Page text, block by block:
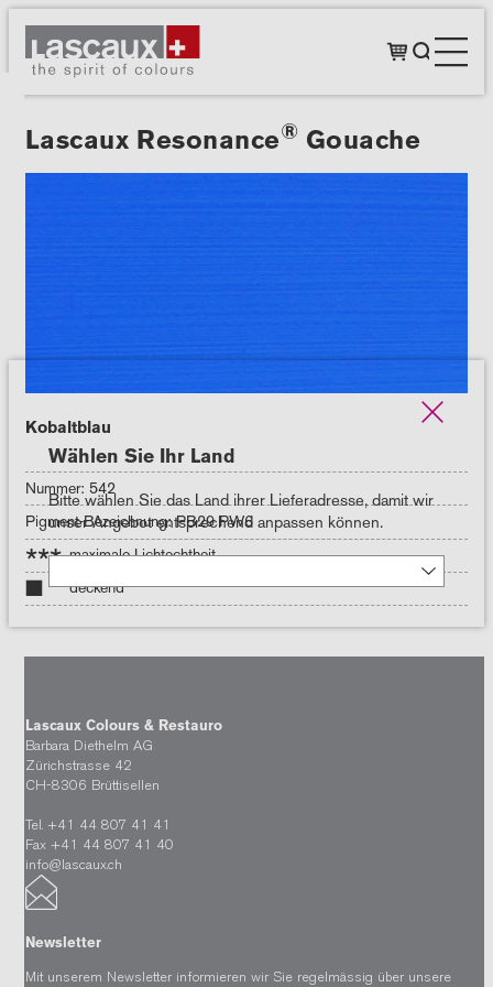
Lascaux Resonance® Gouache
Kobaltblau
Nummer: 542
Pigment-Bezeichnung: PB29 PW6
***maximale Lichtechtheit
deckend
Lascaux Colours & Restauro
Barbara Diethelm AG
Zürichstrasse 42
CH-8306 Brüttisellen
Tel. +41 44 807 41 41
Fax +41 44 807 41 40
info@lascaux.ch
Newsletter
Mit unserem Newsletter informieren wir Sie regelmässig über unsere
Wählen Sie Ihr Land
Bitte wählen Sie das Land ihrer Lieferadresse, damit wir
unser Angebot entsprechend anpassen können.